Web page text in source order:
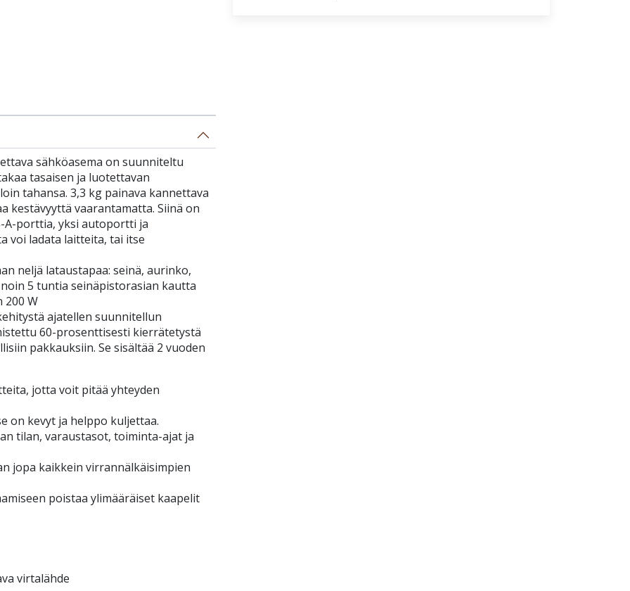
sähköasema on suunniteltu
tasaisen ja luotettavan
tahansa. 3,3 kg painava kannettava
kestävyyttä vaarantamatta. Siinä on
A-porttia, yksi autoportti ja
voi ladata laitteita, tai itse
neljä lataustapaa: seinä, aurinko,
5 tuntia seinäpistorasian kautta
200 W
ajatellen suunnitellun
60-prosenttisesti kierrätetystä
pakkauksiin. Se sisältää 2 vuoden
jotta voit pitää yhteyden
on kevyt ja helppo kuljettaa.
tilan, varaustasot, toiminta-ajat ja
jopa kaikkein virrannälkäisimpien
poistaa ylimääräiset kaapelit
virtalähde